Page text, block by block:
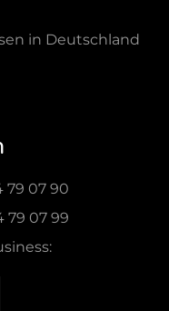
in Deutschland
79 07 90
79 07 99